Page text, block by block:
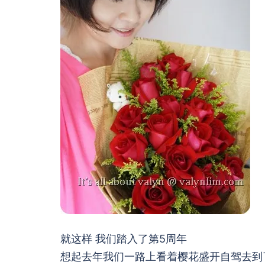
就这样 我们踏入了第5周年
想起去年我们一路上看着樱花盛开自驾去到